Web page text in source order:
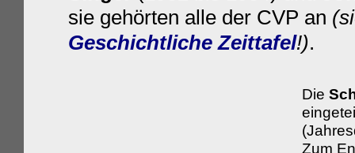
sie gehörten alle der CVP an
Geschichtliche Zeittafel!).
Die
Zum